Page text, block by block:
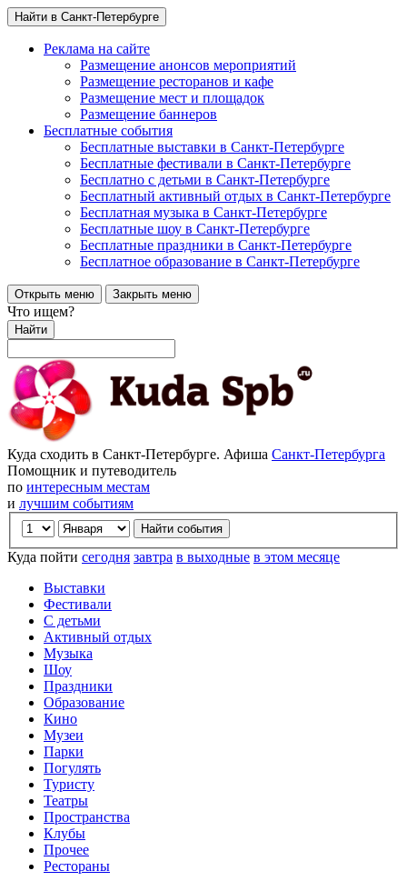
Найти в Санкт-Петербурге
Реклама на сайте
Размещение анонсов мероприятий
Размещение ресторанов и кафе
Размещение мест и площадок
Размещение баннеров
Бесплатные события
Бесплатные выставки в Санкт-Петербурге
Бесплатные фестивали в Санкт-Петербурге
Бесплатно с детьми в Санкт-Петербурге
Бесплатный активный отдых в Санкт-Петербурге
Бесплатная музыка в Санкт-Петербурге
Бесплатные шоу в Санкт-Петербурге
Бесплатные праздники в Санкт-Петербурге
Бесплатное образование в Санкт-Петербурге
Открыть меню Закрыть меню
Что ищем?
Найти
Куда сходить в Санкт-Петербурге. Афиша Санкт-Петербурга
Помощник и путеводитель
по интересным местам
и лучшим событиям
Куда пойти сегодня завтра в выходные в этом месяце
Выставки
Фестивали
С детьми
Активный отдых
Музыка
Шоу
Праздники
Образование
Кино
Музеи
Парки
Погулять
Туристу
Театры
Пространства
Клубы
Прочее
Рестораны